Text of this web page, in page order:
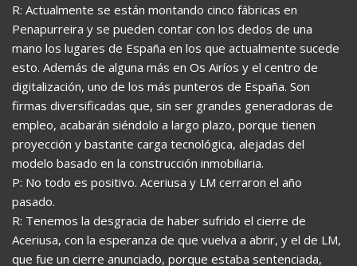
R: Actualmente se están montando cinco fábricas en
Penapurreira y se pueden contar con los dedos de una
mano los lugares de España en los que actualmente sucede
esto. Además de alguna más en Os Airíos y el centro de
digitalización, uno de los más punteros de España. Son
firmas diversificadas que, sin ser grandes generadoras de
empleo, acabarán siéndolo a largo plazo, porque tienen
proyección y bastante carga tecnológica, alejadas del
modelo basado en la construcción inmobiliaria.
P: No todo es positivo. Aceriusa y LM cerraron el año
pasado.
R: Tenemos la desgracia de haber sufrido el cierre de
Aceriusa, con la esperanza de que vuelva a abrir, y el de LM,
que fue un cierre anunciado, porque estaba sentenciada,